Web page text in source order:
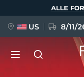
ALLE
US 8/11/